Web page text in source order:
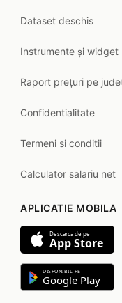
Dataset deschis
Instrumente și widget
Raport prețuri pe
Confidentialitate
Termeni si conditii
Calculator salariu net
APLICATIE MOBILA
Descarca de pe
App Store
DISPONIBIL PE
Google Play